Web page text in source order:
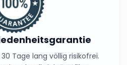
Tage lang völlig risikofrei.